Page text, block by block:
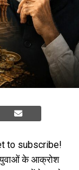
to subscribe!
के आक्रोश